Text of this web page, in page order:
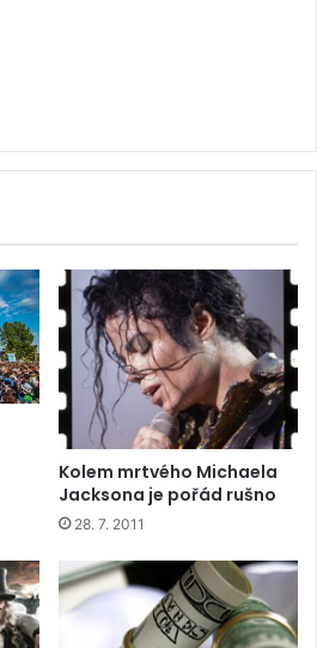
Kolem mrtvého Michaela
Jacksona je pořád rušno
28. 7. 2011